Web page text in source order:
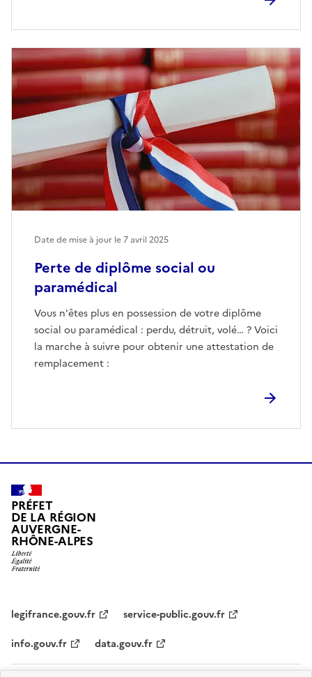
Perte de diplôme social ou
paramédical
Vous n'êtes plus en possession de votre diplôme
social ou paramédical : perdu, détruit, volé… ? Voici
la marche à suivre pour obtenir une attestation de
remplacement :
Date de mise à jour le7 avril 2025
PRÉFET
DE LA RÉGION
AUVERGNE-
RHÔNE-ALPES
legifrance.gouv.fr
service-public.gouv.fr
info.gouv.fr
data.gouv.fr